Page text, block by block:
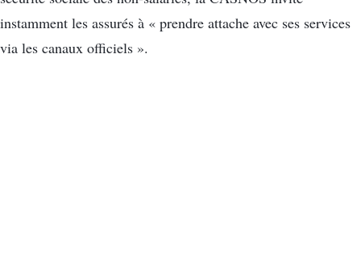
instamment les assurés à « prendre attache avec ses services
via les canaux officiels ».